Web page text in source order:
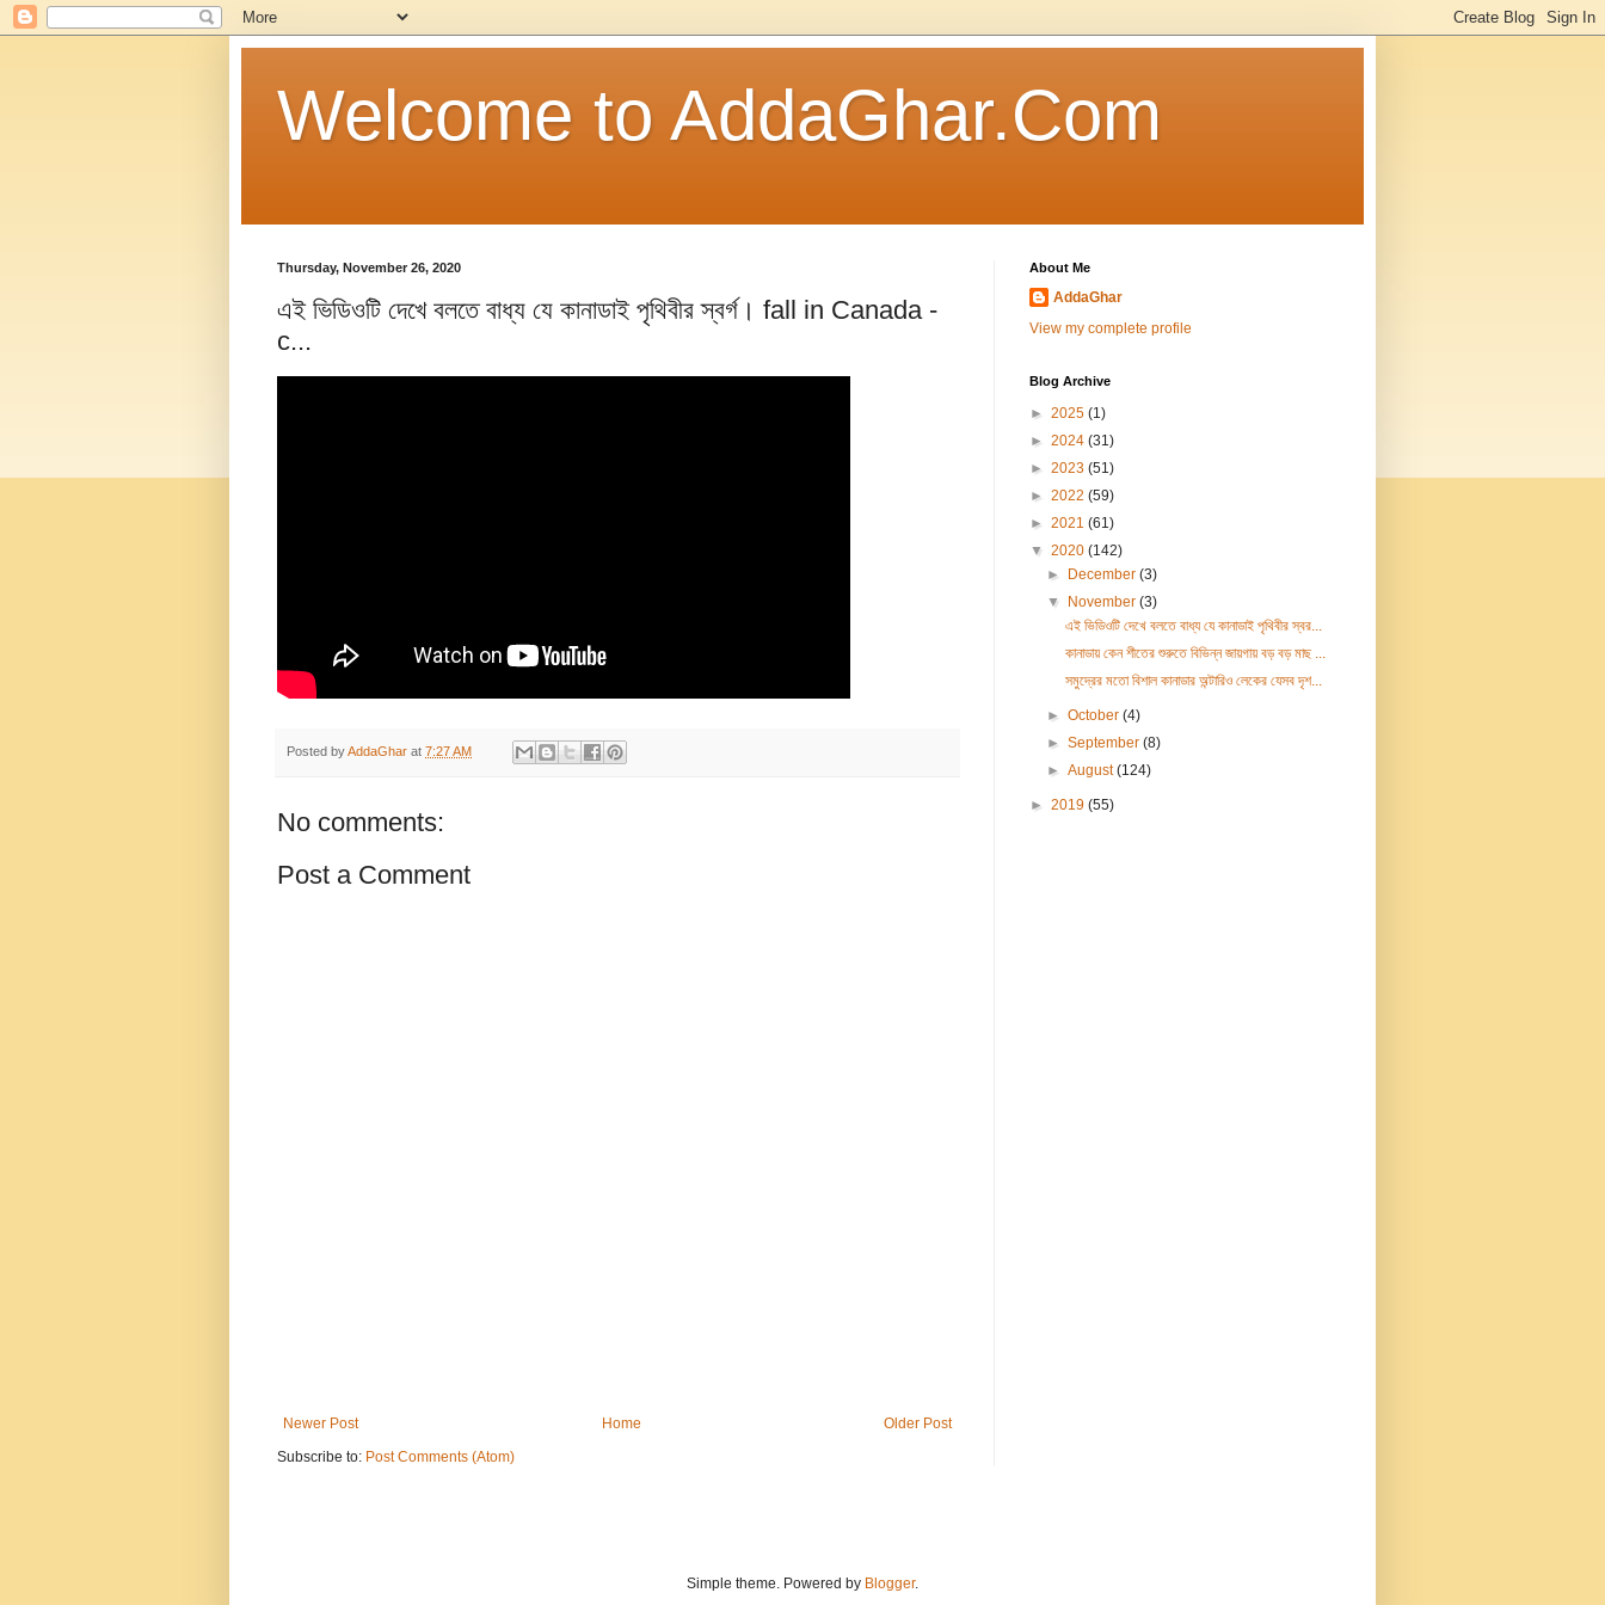
Welcome to AddaGhar.Com
Thursday, November 26, 2020
এই ভিডিওটি দেখে বলতে বাধ্য যে কানাডাই পৃথিবীর স্বর্গ। fall in Canada -
c...
Posted byAddaGhar at 7:27 AM
No comments:
Post a Comment
Newer Post Older Post
Home
Subscribe to: Post Comments (Atom)
About Me
AddaGhar
View my complete profile
Blog Archive
► 2025 (1)
► 2024 (31)
► 2023 (51)
► 2022 (59)
► 2021 (61)
▼ 2020 (142)
►
December(3)
▼
November(3)
এই ভিডিওটি দেখে বলতে বাধ্য যে কানাডাই পৃথিবীর স্বর...
কানাডায় কেন শীতের শুরুতে বিভিন্ন জায়গায় বড় বড় মাছ ...
সমুদ্রের মতো বিশাল কানাডার অন্টারিও লেকের যেসব দৃশ...
►October(4)
►September(8)
►August(124)
► 2019 (55)
Simple theme. Powered by Blogger.